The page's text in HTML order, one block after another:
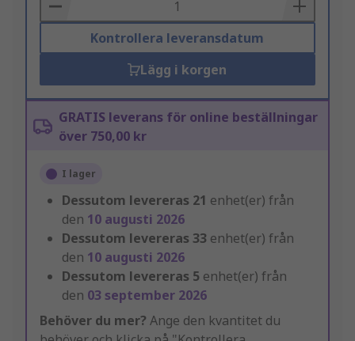
Kontrollera leveransdatum
Lägg i korgen
GRATIS leverans för online beställningar
över 750,00 kr
I lager
Dessutom levereras 21 enhet(er) från
den 10 augusti 2026
Dessutom levereras 33 enhet(er) från
den 10 augusti 2026
Dessutom levereras 5 enhet(er) från
den 03 september 2026
Behöver du mer? Ange den kvantitet du